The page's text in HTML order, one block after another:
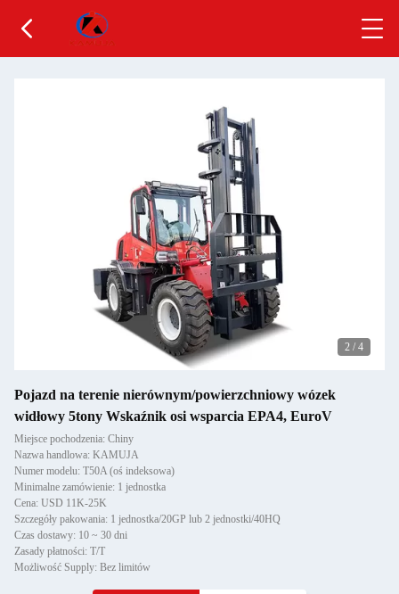
2 / 4
Pojazd na terenie nierównym/powierzchniowy wózek
widłowy 5tony Wskaźnik osi wsparcia EPA4, EuroV
Miejsce pochodzenia: Chiny
Nazwa handlowa: KAMUJA
Numer modelu: T50A (oś indeksowa)
Minimalne zamówienie: 1 jednostka
Cena: USD 11K-25K
Szczegóły pakowania: 1 jednostka/20GP lub 2 jednostki/40HQ
Czas dostawy: 10 ~ 30 dni
Zasady płatności: T/T
Możliwość Supply: Bez limitów